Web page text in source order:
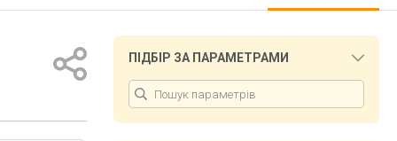
ПІДБІР ЗА ПАРАМЕТРАМИ